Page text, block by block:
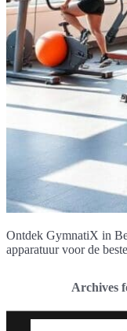
Ontdek GymnatiX in
apparatuur voor de
Archives